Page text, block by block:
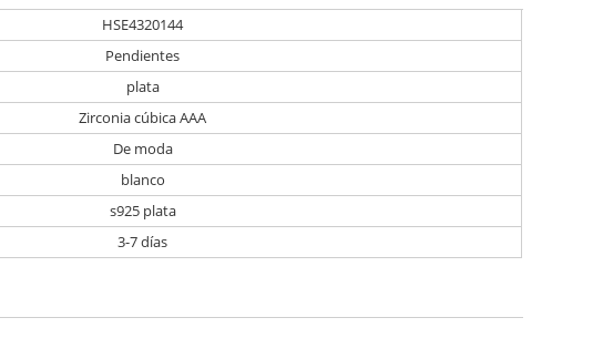
HSE4320144
Pendientes
plata
Zirconia cúbica AAA
De moda
blanco
s925 plata
3-7 días